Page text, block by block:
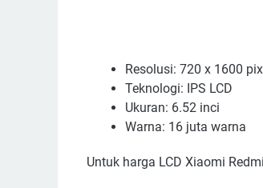
Resolusi: 720 x 1600
Teknologi: IPS LCD
Ukuran: 6.52 inci
Warna: 16 juta warna
Untuk harga LCD Xiaomi